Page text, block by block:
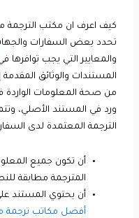
كيف اعرف ان مكتب الترجمة
تحدد بعض السفارات
والمعايير التي يجب توافرها
المستندات والوثائق المقدمة
من صحة المعلومات الواردة
ورد في المستند الأصلي،
الترجمة المعتمدة لدى
أن تكون جميع
المترجمة مطابقة
أن يحتوي المستند
أفضل مكاتب ترجمة